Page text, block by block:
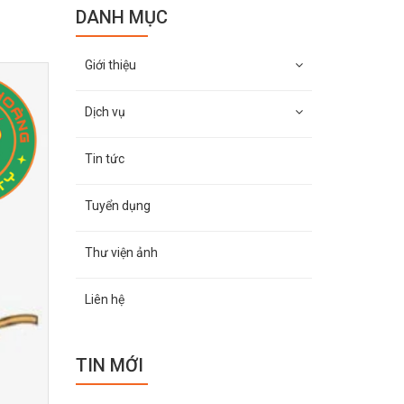
DANH MỤC
Giới thiệu
Dịch vụ
Tin tức
Tuyển dụng
Thư viện ảnh
Liên hệ
TIN MỚI